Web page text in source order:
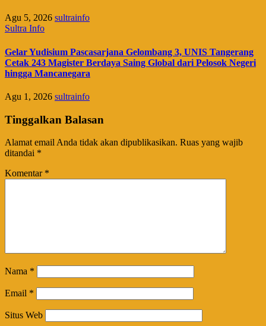
Agu 5, 2026 sultrainfo
Sultra Info
Gelar Yudisium Pascasarjana Gelombang 3, UNIS Tangerang
Cetak 243 Magister Berdaya Saing Global dari Pelosok Negeri
hingga Mancanegara
Agu 1, 2026 sultrainfo
Tinggalkan Balasan
Alamat email Anda tidak akan dipublikasikan. Ruas yang wajib
ditandai *
Komentar *
Nama *
Email *
Situs Web